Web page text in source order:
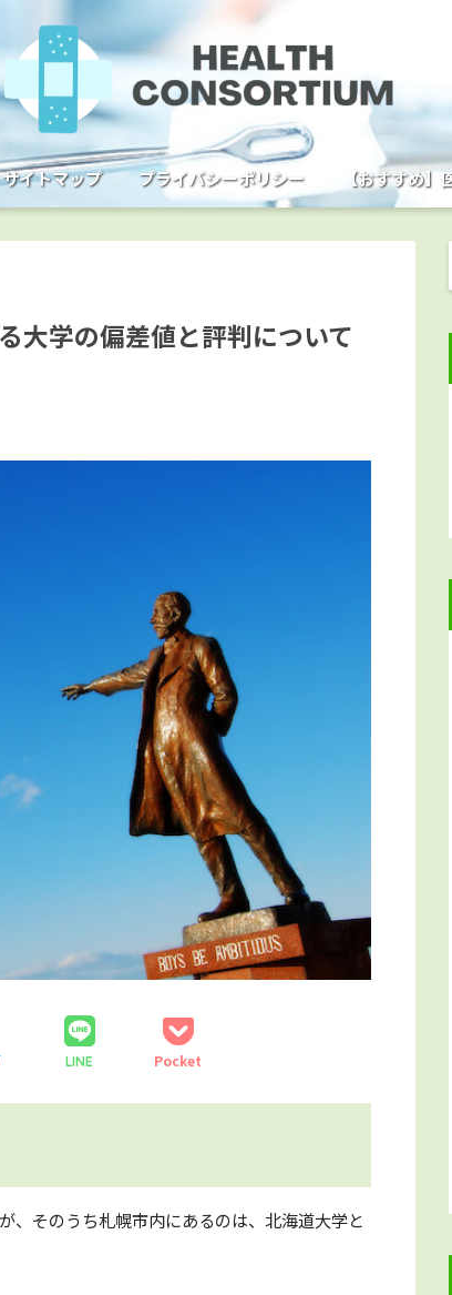
サイトマップ プライバシーポリシー 【おすすめ
大学の偏差値と評判について
LINE Pocket
、そのうち札幌市内にあるのは、北海道大学と